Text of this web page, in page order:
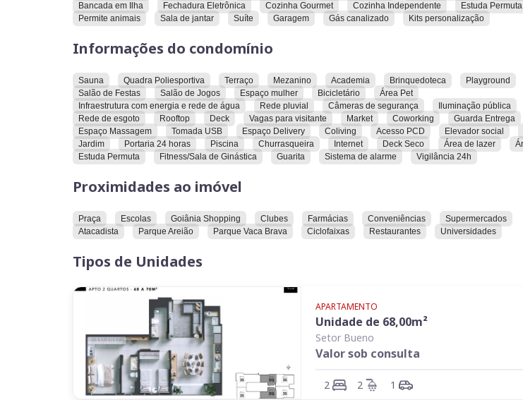
Novos ares para voos ainda mais altos. Abrace o novo.
Bancada em Ilha
Fechadura Eletrônica Cozinha Gourmet Cozinha Independente
Estuda Permuta
Permite animais
Sala de jantar Suíte Garagem Gás canalizado Kits personalização
Informações do condomínio
Sauna Quadra Poliesportiva Terraço Mezanino Academia Brinquedoteca Playground
Salão de Festas
Salão de Jogos Espaço mulher Bicicletário
Área Pet
Infraestrutura com energia e rede de água
Rede pluvial Câmeras de segurança
Iluminação pública
Rede de esgoto
Rooftop Deck Vagas para visitante Market Coworking
Guarda Entrega
Espaço Massagem
Tomada USB Espaço Delivery Coliving Acesso PCD Elevador social
Jardim
Portaria 24 horas Piscina Churrasqueira Internet Deck Seco Área de lazer
Estuda Permuta
Fitness/Sala de Ginástica Guarita Sistema de alarme Vigilância 24h
Proximidades ao imóvel
Praça Escolas Goiânia Shopping Clubes Farmácias Conveniências
Supermercados
Atacadista
Parque Areião Parque Vaca Brava Ciclofaixas Restaurantes Universidades
Tipos de Unidades
APARTAMENTO
Unidade de 68,00m²
Setor Bueno
Valor sob consulta
2 2 1